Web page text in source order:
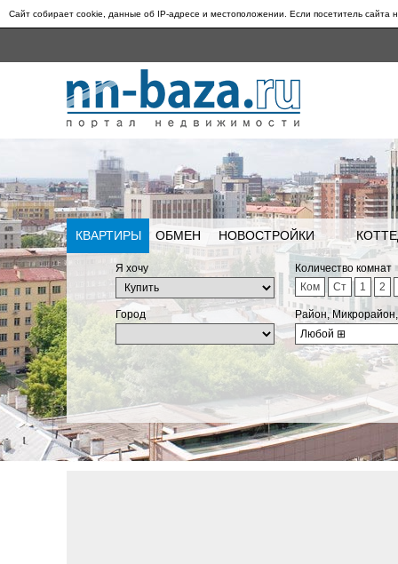
Сайт собирает cookie, данные об IP-адресе и местоположении. Если посетитель сайта
КВАРТИРЫ ОБМЕН НОВОСТРОЙКИ
Я хочу
Количество комнат
Ком
Ст 1 2
Город
Район,
Любой ⊞